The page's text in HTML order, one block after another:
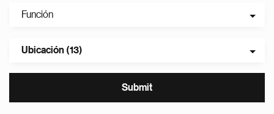
Función
Ubicación (13)